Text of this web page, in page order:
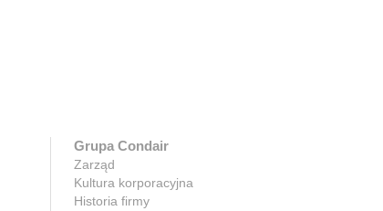
Grupa Condair
Zarząd
Kultura korporacyjna
Historia firmy